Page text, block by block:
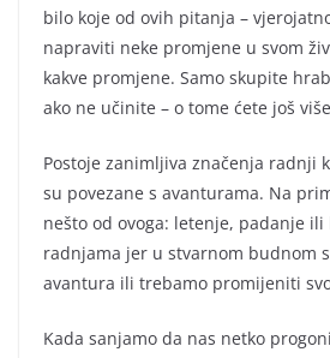
bilo koje od ovih pitanja –
napraviti neke promjene u svom
kakve promjene. Samo skupite
ako ne učinite – o tome ćete još
Postoje zanimljiva značenja radnji
su povezane s avanturama. Na
nešto od ovoga: letenje, padanje
radnjama jer u stvarnom budnom
avantura ili trebamo promijeniti
Kada sanjamo da nas netko